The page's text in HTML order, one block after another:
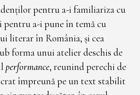
pentru a-i familiariza cu
a-i pune în temă cu
literar în România, și cea
forma unui atelier deschis de
performance, reunind perechi de
împreună pe un text stabilit